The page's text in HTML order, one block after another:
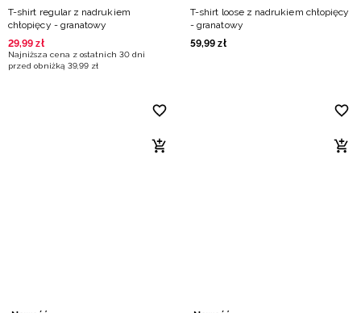
T-shirt regular z nadrukiem
chłopięcy - granatowy
29,99 zł
Najniższa cena z ostatnich 30 dni
przed obniżką 39,99 zł
T-shirt loose z nadrukiem chłopięcy
- granatowy
59,99 zł